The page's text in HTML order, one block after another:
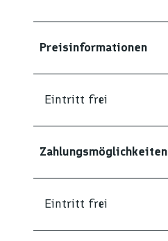
Preisinformationen
Eintritt frei
Zahlungsmöglichkeiten
Eintritt frei